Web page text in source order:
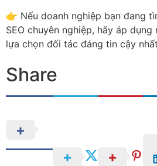
👉 Nếu doanh nghiệp bạn đang
SEO chuyên nghiệp, hãy áp
lựa chọn đối tác đáng tin cậy
Share